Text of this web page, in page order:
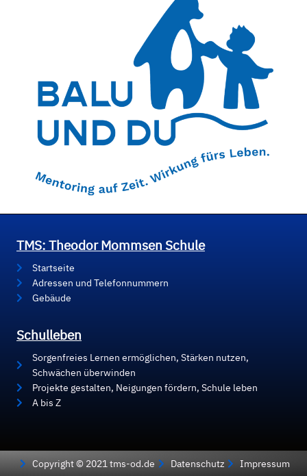
TMS: Theodor Mommsen Schule
Startseite
Adressen und Telefonnummern
Gebäude
Schulleben
Sorgenfreies Lernen ermöglichen, Stärken nutzen,
Schwächen überwinden
Projekte gestalten, Neigungen fördern, Schule leben
A bis Z
Copyright © 2021 tms-od.de Datenschutz Impressum